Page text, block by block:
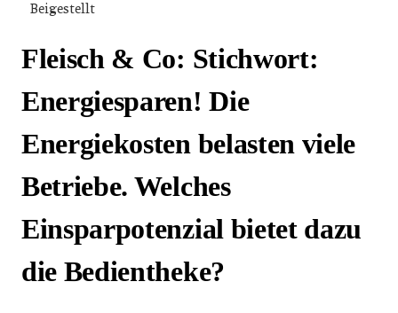
Beigestellt
Fleisch & Co: Stichwort:
Energiesparen! Die
Energiekosten belasten viele
Betriebe. Welches
Einsparpotenzial bietet dazu
die Bedientheke?